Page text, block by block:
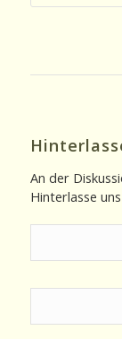
An der
Hinterlasse